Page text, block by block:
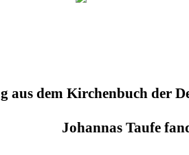
aus dem Kirchenbuch der
Johannas Taufe